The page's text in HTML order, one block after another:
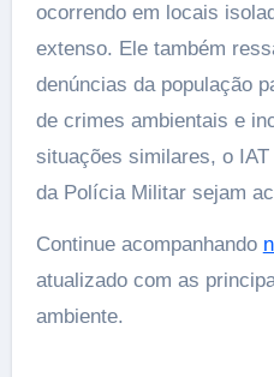
ocorrendo em locais
extenso. Ele também
denúncias da população
de crimes ambientais e
situações similares, o
da Polícia Militar sejam
Continue acompanhando
atualizado com as
ambiente.